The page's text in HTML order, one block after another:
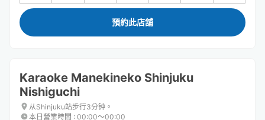
預約此店舖
Karaoke Manekineko Shinjuku
Nishiguchi
从Shinjuku站步行3分钟。
本日營業時間 : 00:00〜00:00